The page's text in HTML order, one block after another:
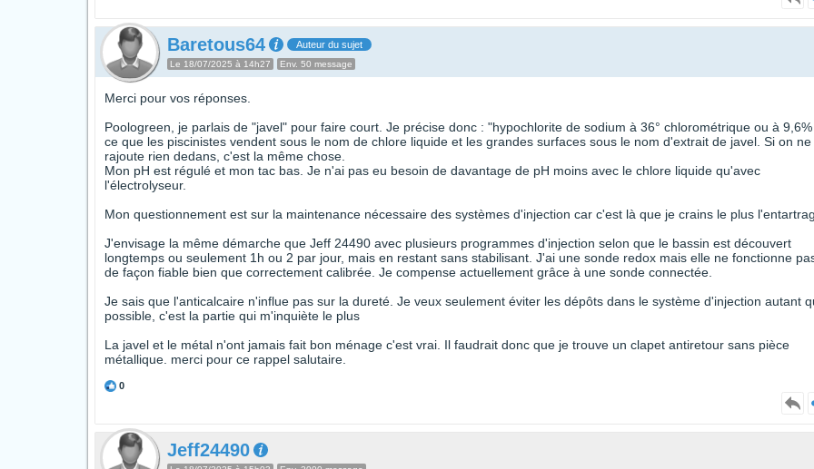
Baretous64 Auteur du sujet
Le 18/07/2025 à 14h27 Env. 50 message
Merci pour vos réponses.
Poologreen, je parlais de "javel" pour faire court. Je précise donc : "hypochlorite de sodium à 36° chlorométrique ou à
ce que les piscinistes vendent sous le nom de chlore liquide et les grandes surfaces sous le nom d'extrait de javel. Si on ne
rajoute rien dedans, c'est la même chose.
Mon pH est régulé et mon tac bas. Je n'ai pas eu besoin de davantage de pH moins avec le chlore liquide qu'avec
l'électrolyseur.
Mon questionnement est sur la maintenance nécessaire des systèmes d'injection car c'est là que je crains le plus
J'envisage la même démarche que Jeff 24490 avec plusieurs programmes d'injection selon que le bassin est découvert
longtemps ou seulement 1h ou 2 par jour, mais en restant sans stabilisant. J'ai une sonde redox mais elle ne fonctionne
de façon fiable bien que correctement calibrée. Je compense actuellement grâce à une sonde connectée.
Je sais que l'anticalcaire n'influe pas sur la dureté. Je veux seulement éviter les dépôts dans le système d'injection autant
possible, c'est la partie qui m'inquiète le plus
La javel et le métal n'ont jamais fait bon ménage c'est vrai. Il faudrait donc que je trouve un clapet antiretour sans pièce
métallique. merci pour ce rappel salutaire.
0
Jeff24490